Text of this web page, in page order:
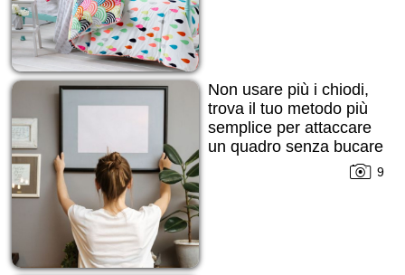
Non usare più i chiodi,
trova il tuo metodo più
semplice per attaccare
un quadro senza bucare
9